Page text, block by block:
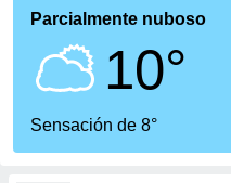
por
se
calidad.
a este
las
Parcialmente nuboso
10°
Sensación de 8°